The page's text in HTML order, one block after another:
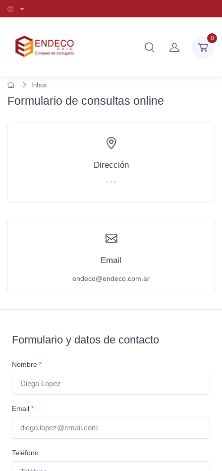
0
Inbox
Formulario de consultas online
Dirección
Email
endeco@endeco.com.ar
Formulario y datos de contacto
Nombre *
Email *
Teléfono